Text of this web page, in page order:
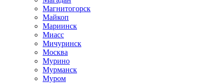
Магнитогорск
Майкоп
Мариинск
Миасс
Мичуринск
Москва
Мурино
Мурманск
Муром